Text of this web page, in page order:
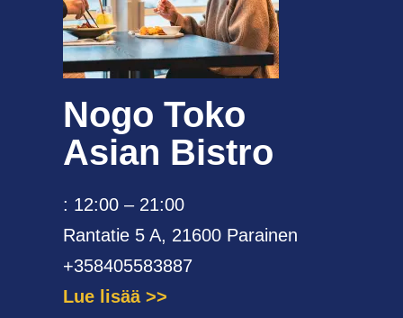
Nogo Toko
Asian Bistro
: 12:00 – 21:00
Rantatie 5 A, 21600 Parainen
+358405583887
Lue lisää